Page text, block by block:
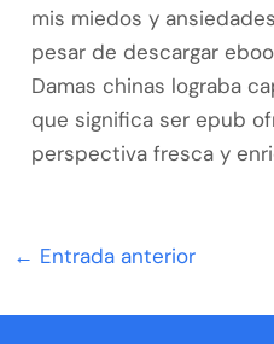
mis miedos y
pesar de descargar
Damas chinas lograba
que significa ser epub
perspectiva fresca y
← Entrada anterior